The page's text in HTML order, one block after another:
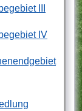
III
IV